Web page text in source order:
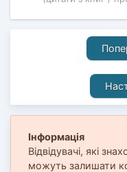
Інформація
Відвідувачі, які
можуть залишати